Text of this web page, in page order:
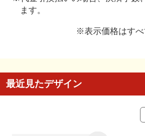
ます。
※表示価格はすべ
最近見たデザイン